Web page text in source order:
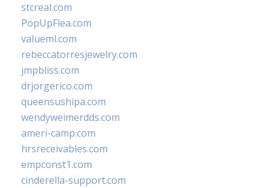
stcreal.com
PopUpFlea.com
valueml.com
rebeccatorresjewelry.com
jmpbliss.com
drjorgerico.com
queensushipa.com
wendyweimerdds.com
ameri-camp.com
hrsreceivables.com
empconst1.com
cinderella-support.com